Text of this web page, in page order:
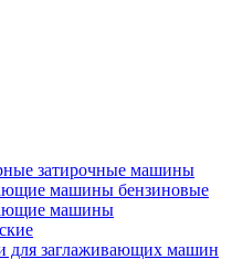
затирочные машины
машины бензиновые
машины
для заглаживающих машин